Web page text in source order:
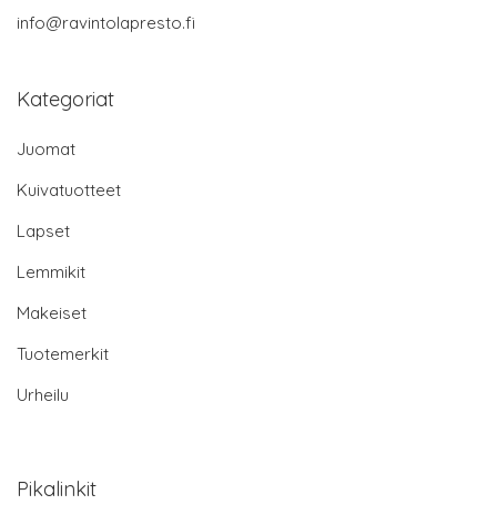
info@ravintolapresto.fi
Kategoriat
Juomat
Kuivatuotteet
Lapset
Lemmikit
Makeiset
Tuotemerkit
Urheilu
Pikalinkit